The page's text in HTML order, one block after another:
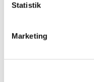
Statistik
Marketing
2013 (44)
december (1)
oktober (4)